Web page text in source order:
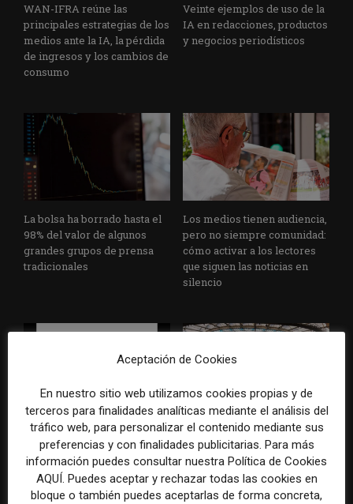
WAN-IFRA reúne las
principales estrategias de los
medios ante la IA, la pérdida
de ingresos y los cambios de
consumo
Veinte ejemplos de uso de la
IA en redacciones, productos
y negocios periodísticos
La bolsa ha borrado hasta el
98% del valor de algunos
grandes grupos de prensa
tradicionales
Los medios tienen audiencia,
pero no siempre comunidad:
cómo activar a los lectores
que siguen las noticias en
silencio
El buzón como nueva
portada: la estrategia de los
medios para conquistar
ciudad a ciudad
Cómo adelantarse a los
resúmenes con IA de Google
en las noticias de última hora:
el ejemplo de USA Today
durante el Mundial de...
Aceptación de Cookies
En nuestro sitio web utilizamos cookies propias y de
terceros para finalidades analíticas mediante el análisis del
tráfico web, para personalizar el contenido mediante sus
preferencias y con finalidades publicitarias. Para más
información puedes consultar nuestra Política de Cookies
AQUÍ. Puedes aceptar y rechazar todas las cookies en
bloque o también puedes aceptarlas de forma concreta,